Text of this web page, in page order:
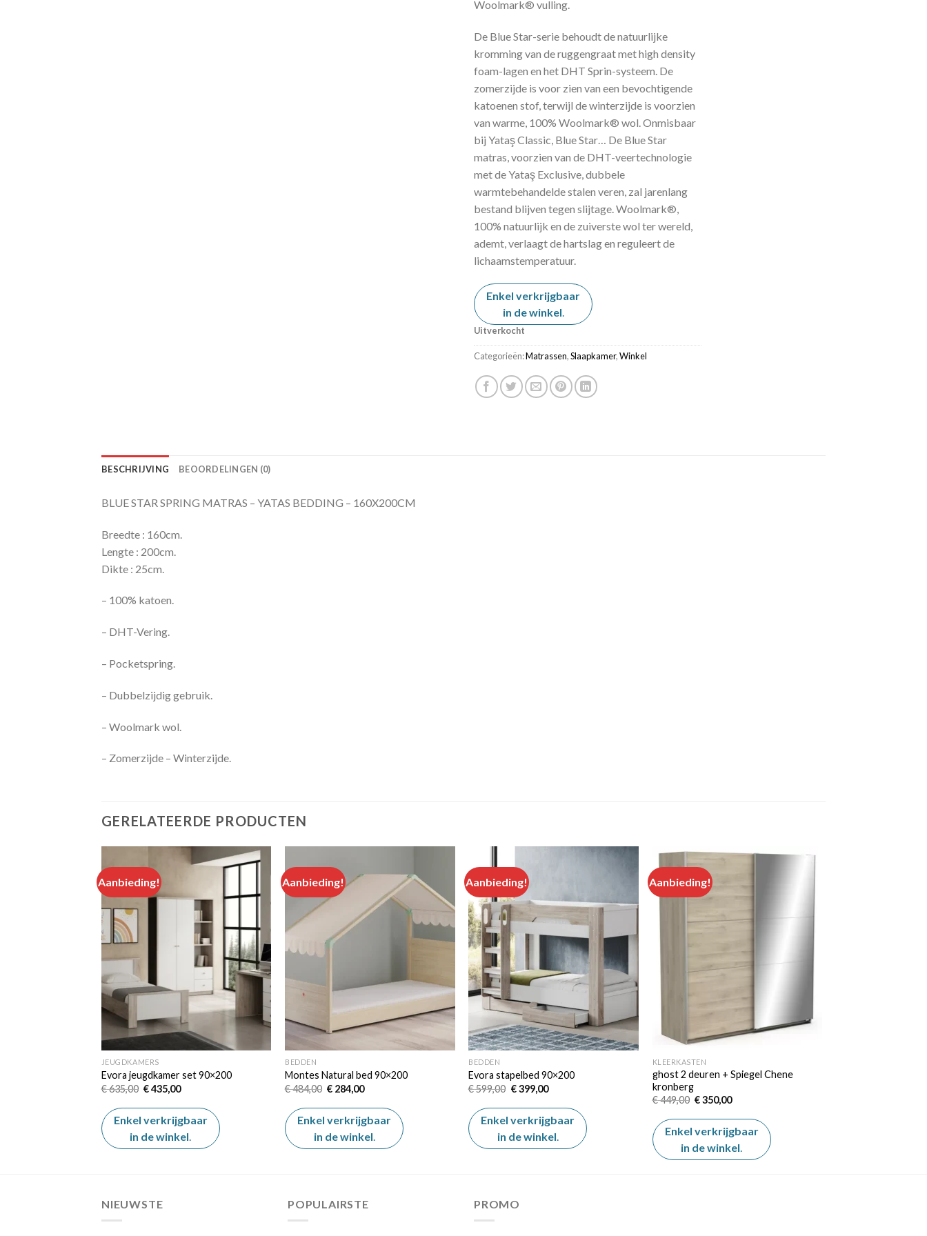
Woolmark® vulling.
De Blue Star-serie behoudt de natuurlijke
kromming van de ruggengraat met high density
foam-lagen en het DHT Sprin-systeem. De
zomerzijde is voor zien van een bevochtigende
katoenen stof, terwijl de winterzijde is voorzien
van warme, 100% Woolmark® wol. Onmisbaar
bij Yataş Classic, Blue Star… De Blue Star
matras, voorzien van de DHT-veertechnologie
met de Yataş Exclusive, dubbele
warmtebehandelde stalen veren, zal jarenlang
bestand blijven tegen slijtage. Woolmark®,
100% natuurlijk en de zuiverste wol ter wereld,
ademt, verlaagt de hartslag en reguleert de
lichaamstemperatuur.
Enkel verkrijgbaar
in de winkel.
Uitverkocht
Categorieën:Matrassen,Slaapkamer,Winkel
BESCHRIJVING BEOORDELINGEN (0)
BLUE STAR SPRING MATRAS – YATAS BEDDING – 160X200CM
Breedte : 160cm.
Lengte : 200cm.
Dikte : 25cm.
– 100% katoen.
– DHT-Vering.
– Pocketspring.
– Dubbelzijdig gebruik.
– Woolmark wol.
– Zomerzijde – Winterzijde.
GERELATEERDE PRODUCTEN
Aanbieding!
JEUGDKAMERS
Evora jeugdkamer set 90×200
€635,00 Oorspronkelijke
was:
€ 635,00.
€435,00Huidige
is:
€ 435,00.
Enkel verkrijgbaar
in de winkel.
Aanbieding!
BEDDEN
Montes Natural bed 90×200
€484,00 Oorspronkelijke
was:
€ 484,00.
€ 284,00Huidige
is:
€ 284,00.
Enkel verkrijgbaar
in de winkel.
Aanbieding!
Add to
BEDDEN
Evora stapelbed 90×200
€599,00 Oorspronkelijke
was:
€ 599,00.
€399,00Huidige
is:
€ 399,00.
Enkel verkrijgbaar
in de winkel.
Aanbieding!
wishlist
KLEERKASTEN
ghost 2 deuren + Spiegel Chene
kronberg
€449,00 Oorspronkelijke
was:
€ 449,00.
€350,00Huidige
is:
€ 350,00.
Enkel verkrijgbaar
in de winkel.
NIEUWSTE POPULAIRSTE PROMO